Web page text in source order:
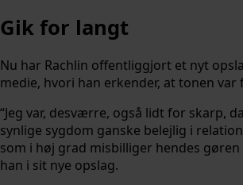
Gik for langt
Nu har Rachlin offentliggjort et nyt
medie, hvori han erkender, at tonen var
“Jeg var, desværre, også lidt for skarp,
synlige sygdom ganske belejlig i
som i høj grad misbilliger hendes gøren
han i sit nye opslag.